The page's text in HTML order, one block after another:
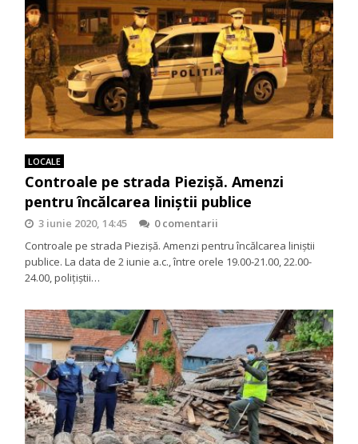
LOCALE
Controale pe strada Piezișă. Amenzi
pentru încălcarea liniștii publice
3 iunie 2020, 14:45
0 comentarii
Controale pe strada Piezișă. Amenzi pentru încălcarea liniștii
publice. La data de 2 iunie a.c., între orele 19.00-21.00, 22.00-
24.00, polițiștii…